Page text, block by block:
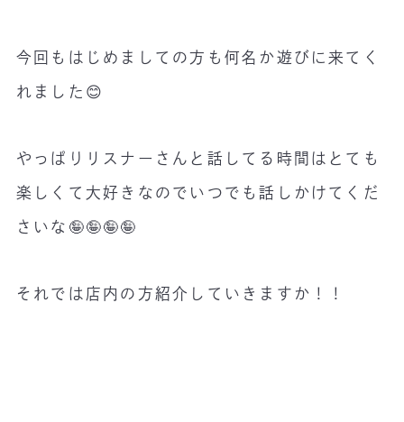
今回もはじめましての方も何名か遊びに来てく
れました😊
やっぱりリスナーさんと話してる時間はとても
楽しくて大好きなのでいつでも話しかけてくだ
さいな🤪🤪🤪🤪
それでは店内の方紹介していきますか！！